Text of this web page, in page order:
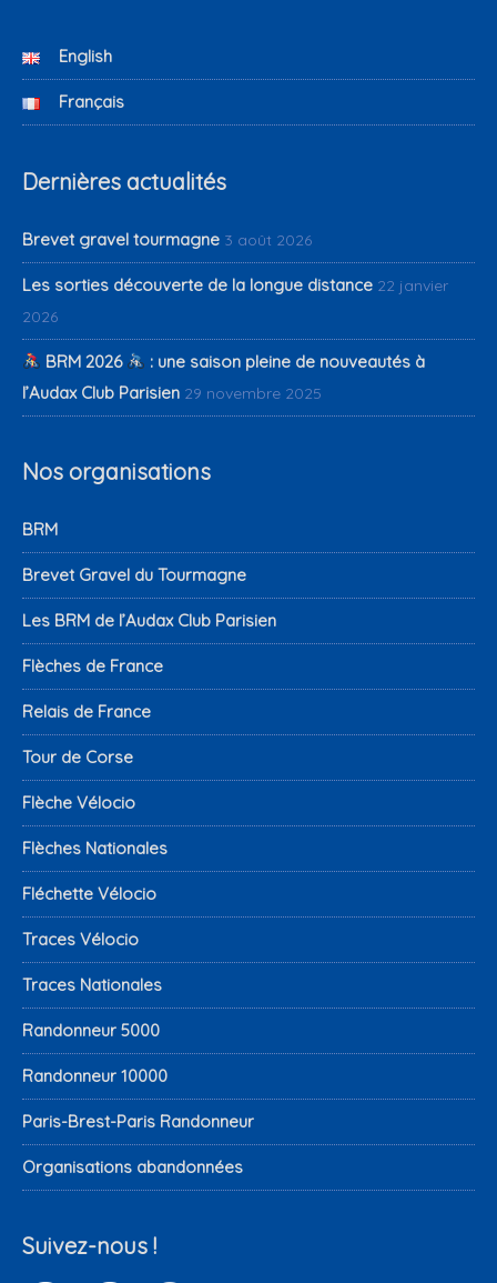
English
Français
Dernières actualités
Brevet gravel tourmagne 3 août 2026
Les sorties découverte de la longue distance 22 janvier
2026
BRM 2026
: une saison pleine de nouveautés à
l’Audax Club Parisien 29 novembre 2025
Nos organisations
BRM
Brevet Gravel du Tourmagne
Les BRM de l’Audax Club Parisien
Flèches de France
Relais de France
Tour de Corse
Flèche Vélocio
Flèches Nationales
Fléchette Vélocio
Traces Vélocio
Traces Nationales
Randonneur 5000
Randonneur 10000
Paris-Brest-Paris Randonneur
Organisations abandonnées
Suivez-nous !